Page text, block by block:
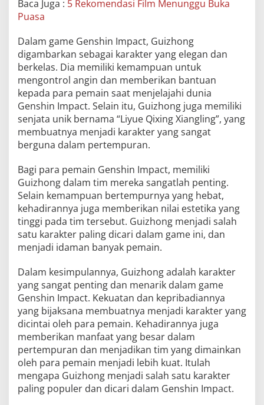
Baca Juga : 5 Rekomendasi Film Menunggu Buka
Puasa
Dalam game Genshin Impact, Guizhong
digambarkan sebagai karakter yang elegan dan
berkelas. Dia memiliki kemampuan untuk
mengontrol angin dan memberikan bantuan
kepada para pemain saat menjelajahi dunia
Genshin Impact. Selain itu, Guizhong juga memiliki
senjata unik bernama “Liyue Qixing Xiangling”, yang
membuatnya menjadi karakter yang sangat
berguna dalam pertempuran.
Bagi para pemain Genshin Impact, memiliki
Guizhong dalam tim mereka sangatlah penting.
Selain kemampuan bertempurnya yang hebat,
kehadirannya juga memberikan nilai estetika yang
tinggi pada tim tersebut. Guizhong menjadi salah
satu karakter paling dicari dalam game ini, dan
menjadi idaman banyak pemain.
Dalam kesimpulannya, Guizhong adalah karakter
yang sangat penting dan menarik dalam game
Genshin Impact. Kekuatan dan kepribadiannya
yang bijaksana membuatnya menjadi karakter yang
dicintai oleh para pemain. Kehadirannya juga
memberikan manfaat yang besar dalam
pertempuran dan menjadikan tim yang dimainkan
oleh para pemain menjadi lebih kuat. Itulah
mengapa Guizhong menjadi salah satu karakter
paling populer dan dicari dalam Genshin Impact.